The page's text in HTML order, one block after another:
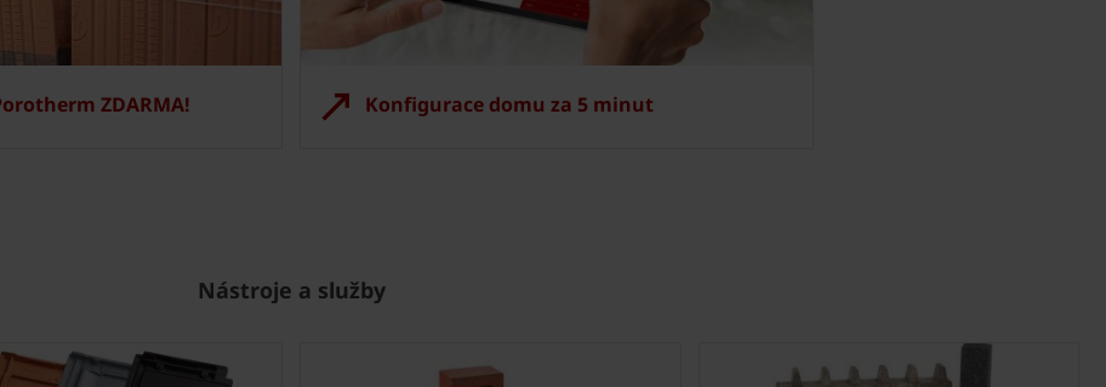
ZDARMA! Konfigurace domu za 5 minut
Nástroje a služby